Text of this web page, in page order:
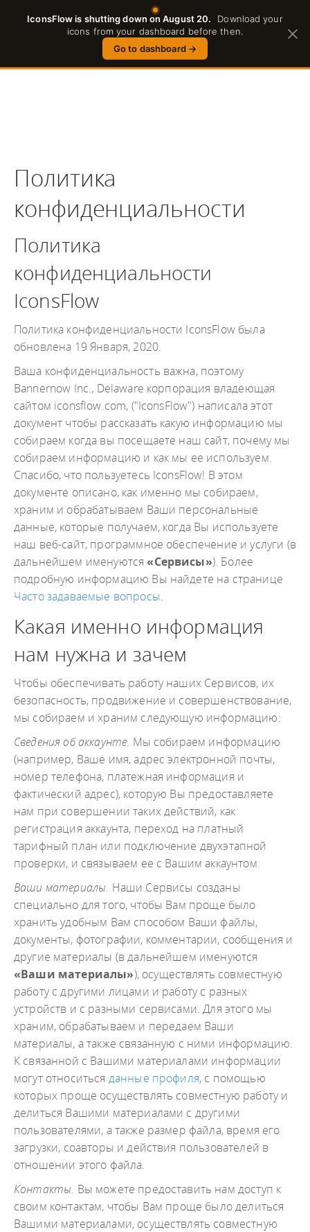
IconsFlow is shutting down on August 20.
Download your
icons from your dashboard before then.
Go to dashboard→
Russian
Политика
конфиденциальности
Политика
конфиденциальности
IconsFlow
Политика конфиденциальности IconsFlow была
обновлена 19 Января, 2020.
Ваша конфиденциальность важна, поэтому
Bannernow Inc., Delaware корпорация владеющая
сайтом iconsflow.com, ("IconsFlow") написала этот
документ чтобы рассказать какую информацию мы
собираем когда вы посещаете наш сайт, почему мы
собираем информацию и как мы ее используем.
Спасибо, что пользуетесь IconsFlow! В этом
документе описано, как именно мы собираем,
храним и обрабатываем Ваши персональные
данные, которые получаем, когда Вы используете
наш веб-сайт, программное обеспечение и услуги (в
дальнейшем именуются«Сервисы»). Более
подробную информацию Вы найдете на странице
Часто задаваемые вопросы.
Какая именно информация
нам нужна и зачем
Чтобы обеспечивать работу наших Сервисов, их
безопасность, продвижение и совершенствование,
мы собираем и храним следующую информацию:
Сведения об аккаунте. Мы собираем информацию
(например, Ваше имя, адрес электронной почты,
номер телефона, платежная информация и
фактический адрес), которую Вы предоставляете
нам при совершении таких действий, как
регистрация аккаунта, переход на платный
тарифный план или подключение двухэтапной
проверки, и связываем ее с Вашим аккаунтом.
Ваши материалы. Наши Сервисы созданы
специально для того, чтобы Вам проще было
хранить удобным Вам способом Ваши файлы,
документы, фотографии, комментарии, сообщения и
другие материалы (в дальнейшем именуются
«Ваши материалы»), осуществлять совместную
работу с другими лицами и работу с разных
устройств и с разными сервисами. Для этого мы
храним, обрабатываем и передаем Ваши
материалы, а также связанную с ними информацию.
К связанной с Вашими материалами информации
могут относиться данные профиля, с помощью
которых проще осуществлять совместную работу и
делиться Вашими материалами с другими
пользователями, а также размер файла, время его
загрузки, соавторы и действия пользователей в
отношении этого файла.
Контакты. Вы можете предоставить нам доступ к
своим контактам, чтобы Вам проще было делиться
Вашими материалами, осуществлять совместную